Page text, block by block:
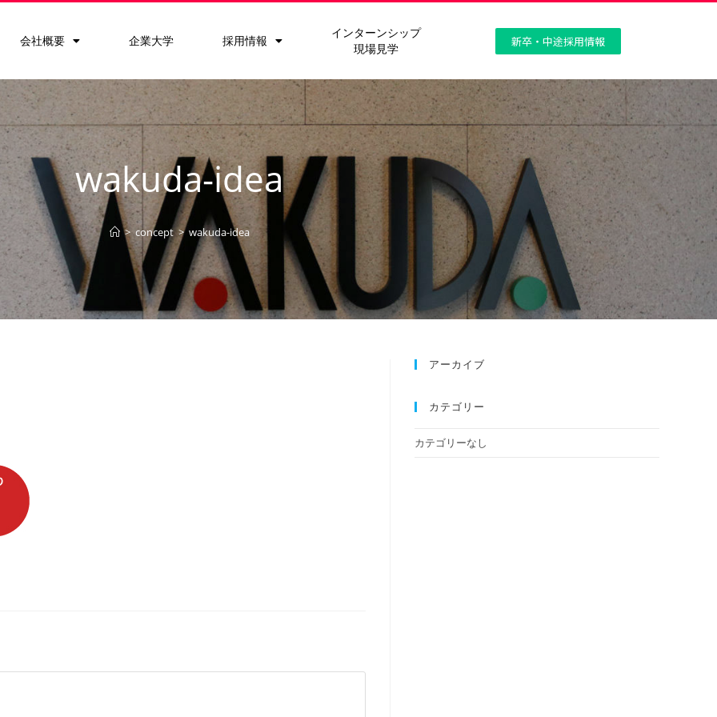
会社概要 企業大学 採用情報
インターンシップ
現場見学
新卒・中途採用情報
wakuda-idea
> concept > wakuda-idea
アーカイブ
カテゴリー
カテゴリーなし